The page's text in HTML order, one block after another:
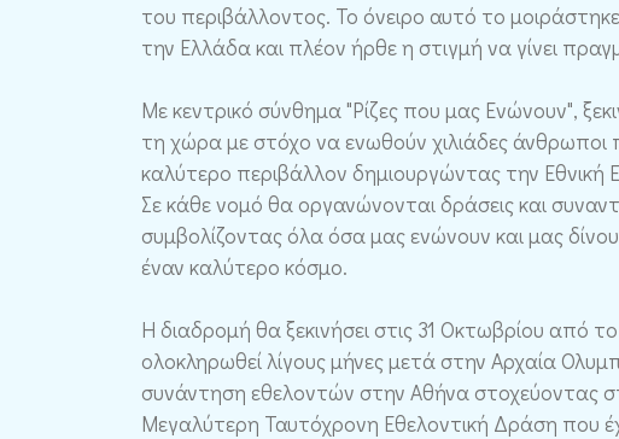
του περιβάλλοντος. Το όνειρο αυτό το
την Ελλάδα και πλέον ήρθε η στιγμή να γίνει
Με κεντρικό σύνθημα "Ρίζες που μας Ενώνουν",
τη χώρα με στόχο να ενωθούν χιλιάδες άνθρωποι
καλύτερο περιβάλλον δημιουργώντας την Εθνική
Σε κάθε νομό θα οργανώνονται δράσεις και
συμβολίζοντας όλα όσα μας ενώνουν και μας
έναν καλύτερο κόσμο.
Η διαδρομή θα ξεκινήσει στις 31 Οκτωβρίου από
ολοκληρωθεί λίγους μήνες μετά στην Αρχαία
συνάντηση εθελοντών στην Αθήνα στοχεύοντας
Μεγαλύτερη Ταυτόχρονη Εθελοντική Δράση που